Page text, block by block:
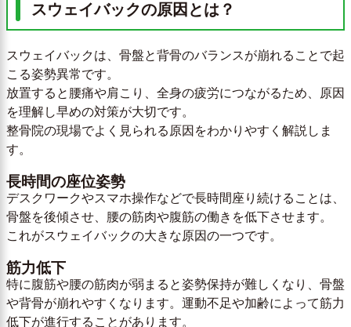
スウェイバックの原因とは？
スウェイバックは、骨盤と背骨のバランスが崩れることで起
こる姿勢異常です。
放置すると腰痛や肩こり、全身の疲労につながるため、原因
を理解し早めの対策が大切です。
整骨院の現場でよく見られる原因をわかりやすく解説しま
す。
長時間の座位姿勢
デスクワークやスマホ操作などで長時間座り続けることは、
骨盤を後傾させ、腰の筋肉や腹筋の働きを低下させます。
これがスウェイバックの大きな原因の一つです。
筋力低下
特に腹筋や腰の筋肉が弱まると姿勢保持が難しくなり、骨盤
や背骨が崩れやすくなります。運動不足や加齢によって筋力
低下が進行することがあります。